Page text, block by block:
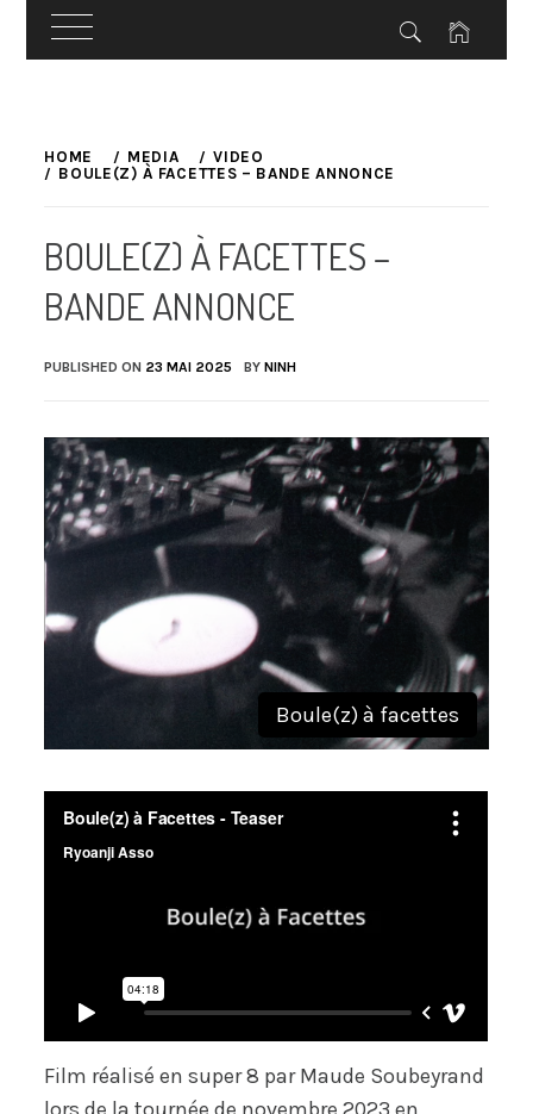
to
content
HOME MEDIA
VIDEO
BOULE(Z) À FACETTES – BANDE ANNONCE
BOULE(Z) À FACETTES –
BANDE ANNONCE
PUBLISHED ON 23 MAI 2025 BYNINH
Boule(z) à facettes
Film réalisé en super 8 par Maude Soubeyrand